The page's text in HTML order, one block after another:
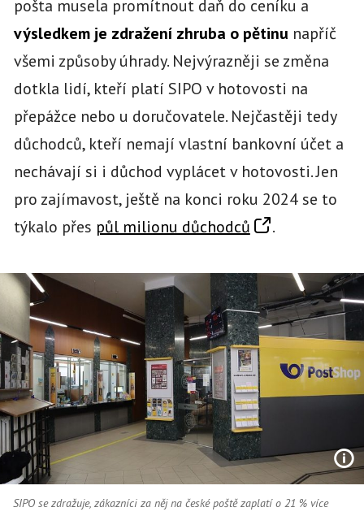
pošta musela promítnout daň do ceníku a
výsledkem je zdražení zhruba o pětinu napříč
všemi způsoby úhrady. Nejvýrazněji se změna
dotkla lidí, kteří platí SIPO v hotovosti na
přepážce nebo u doručovatele. Nejčastěji tedy
důchodců, kteří nemají vlastní bankovní účet a
nechávají si i důchod vyplácet v hotovosti. Jen
pro zajímavost, ještě na konci roku 2024 se to
týkalo přes půl milionu důchodců .
SIPO se zdražuje, zákazníci za něj na české poště zaplatí o 21 % více